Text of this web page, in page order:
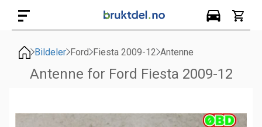
Bildeler Ford Fiesta 2009-12 Antenne
Antenne for Ford Fiesta 2009-12